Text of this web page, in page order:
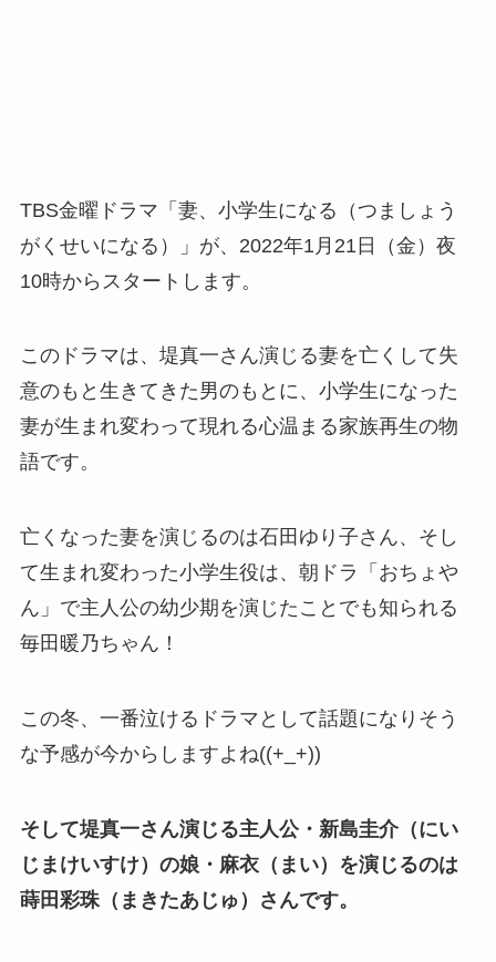
TBS金曜ドラマ「妻、小学生になる（つましょう
がくせいになる）」が、2022年1月21日（金）夜
10時からスタートします。
このドラマは、堤真一さん演じる妻を亡くして失
意のもと生きてきた男のもとに、小学生になった
妻が生まれ変わって現れる心温まる家族再生の物
語です。
亡くなった妻を演じるのは石田ゆり子さん、そし
て生まれ変わった小学生役は、朝ドラ「おちょや
ん」で主人公の幼少期を演じたことでも知られる
毎田暖乃ちゃん！
この冬、一番泣けるドラマとして話題になりそう
な予感が今からしますよね((+_+))
そして堤真一さん演じる主人公・新島圭介（にい
じまけいすけ）の娘・麻衣（まい）を演じるのは
蒔田彩珠（まきたあじゅ）さんです。